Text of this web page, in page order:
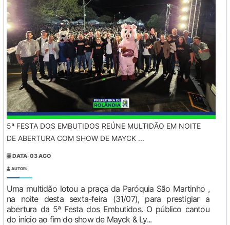
5ª FESTA DOS EMBUTIDOS REÚNE MULTIDÃO EM NOITE
DE ABERTURA COM SHOW DE MAYCK ...
DATA: 03 AGO
AUTOR:
Uma multidão lotou a praça da Paróquia São Martinho ,
na noite desta sexta-feira (31/07), para prestigiar a
abertura da 5ª Festa dos Embutidos. O público cantou
do início ao fim do show de Mayck & Ly...